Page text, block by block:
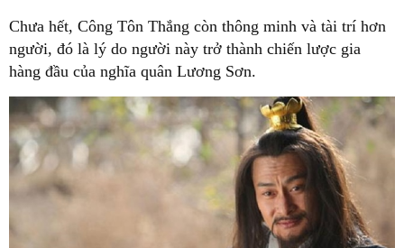
Chưa hết, Công Tôn Thắng còn thông minh và tài trí hơn
người, đó là lý do người này trở thành chiến lược gia
hàng đầu của nghĩa quân Lương Sơn.